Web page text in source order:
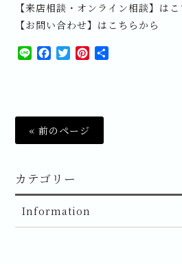
【来店相談・オンライン相談】は
【お問い合わせ】はこちらから
LineFacebook
TwitterPinterest
共
« 前のページ
カテゴリー
Information